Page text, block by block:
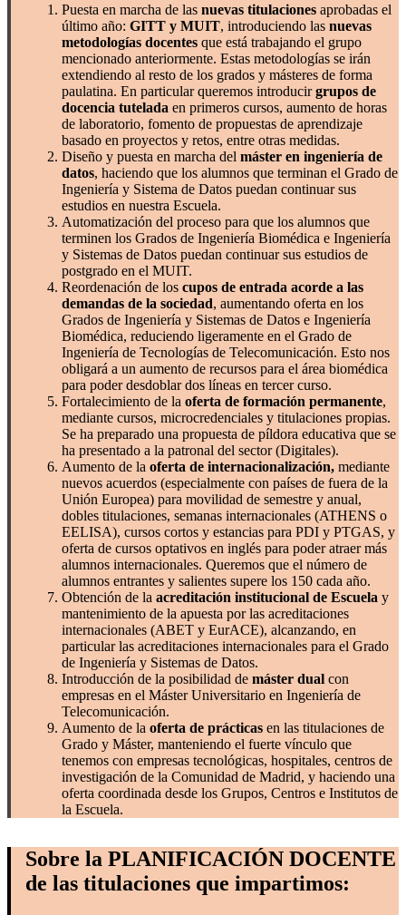
Puesta en marcha de las nuevas titulaciones aprobadas el
último año: GITT y MUIT, introduciendo las nuevas
metodologías docentes que está trabajando el grupo
mencionado anteriormente. Estas metodologías se irán
extendiendo al resto de los grados y másteres de forma
paulatina. En particular queremos introducirgrupos de
docencia tutelada en primeros cursos, aumento de horas
de laboratorio, fomento de propuestas de aprendizaje
basado en proyectos y retos, entre otras medidas.
Diseño y puesta en marcha del máster en ingeniería de
datos, haciendo que los alumnos que terminan el Grado de
Ingeniería y Sistema de Datos puedan continuar sus
estudios en nuestra Escuela.
Automatización del proceso para que los alumnos que
terminen los Grados de Ingeniería Biomédica e Ingeniería
y Sistemas de Datos puedan continuar sus estudios de
postgrado en el MUIT.
Reordenación de los cupos de entrada acorde a las
demandas de la sociedad, aumentando oferta en los
Grados de Ingeniería y Sistemas de Datos e Ingeniería
Biomédica, reduciendo ligeramente en el Grado de
Ingeniería de Tecnologías de Telecomunicación. Esto nos
obligará a un aumento de recursos para el área biomédica
para poder desdoblar dos líneas en tercer curso.
Fortalecimiento de la oferta de formación permanente,
mediante cursos, microcredenciales y titulaciones propias.
Se ha preparado una propuesta de píldora educativa que se
ha presentado a la patronal del sector (Digitales).
Aumento de la oferta de internacionalización, mediante
nuevos acuerdos (especialmente con países de fuera de la
Unión Europea) para movilidad de semestre y anual,
dobles titulaciones, semanas internacionales (ATHENS o
EELISA), cursos cortos y estancias para PDI y PTGAS, y
oferta de cursos optativos en inglés para poder atraer más
alumnos internacionales. Queremos que el número de
alumnos entrantes y salientes supere los 150 cada año.
Obtención de la acreditación institucional de Escuela y
mantenimiento de la apuesta por las acreditaciones
internacionales (ABET y EurACE), alcanzando, en
particular las acreditaciones internacionales para el Grado
de Ingeniería y Sistemas de Datos.
Introducción de la posibilidad de máster dual con
empresas en el Máster Universitario en Ingeniería de
Telecomunicación.
Aumento de la oferta de prácticas en las titulaciones de
Grado y Máster, manteniendo el fuerte vínculo que
tenemos con empresas tecnológicas, hospitales, centros de
investigación de la Comunidad de Madrid, y haciendo una
oferta coordinada desde los Grupos, Centros e Institutos de
la Escuela.
Sobre la PLANIFICACIÓN DOCENTE
de las titulaciones que impartimos: